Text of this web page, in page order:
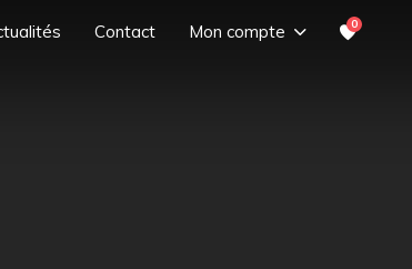
Contact Mon compte 0